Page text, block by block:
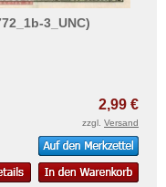
3_UNC)
2,99 €
zzgl. Versand